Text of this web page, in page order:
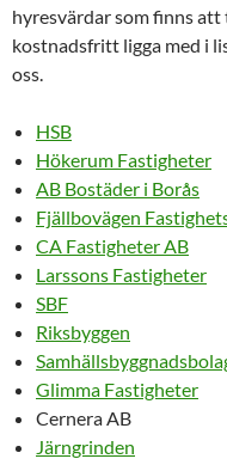
hyresvärdar som finns att
kostnadsfritt ligga med i
oss.
HSB
Hökerum Fastigheter
AB Bostäder i Borås
Fjällbovägen
CA Fastigheter AB
Larssons Fastigheter
SBF
Riksbyggen
Glimma Fastigheter
Cernera AB
Järngrinden